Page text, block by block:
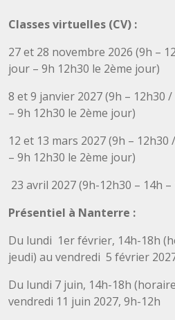
Classes virtuelles (CV) :
27 et 28 novembre 2026 (9h –
jour – 9h 12h30 le 2ème jour)
8 et 9 janvier 2027 (9h – 12h30
– 9h 12h30 le 2ème jour)
12 et 13 mars 2027 (9h –
– 9h 12h30 le 2ème jour)
23 avril 2027 (9h-12h30 – 14h –
Présentiel à Nanterre :
Du lundi 1er février, 14h-18h
jeudi) au vendredi 5 février
Du lundi 7 juin, 14h-18h
vendredi 11 juin 2027, 9h-12h